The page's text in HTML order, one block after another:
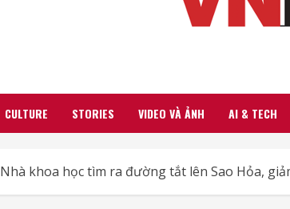
CULTURE STORIES VIDEO VÀ ẢNH AI & TECH
Nhà khoa học tìm ra đường tắt lên Sao Hỏa,